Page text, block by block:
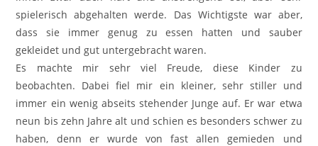
spielerisch abgehalten werde. Das Wichtigste war aber,
dass sie immer genug zu essen hatten und sauber
gekleidet und gut untergebracht waren.
Es machte mir sehr viel Freude, diese Kinder zu
beobachten. Dabei fiel mir ein kleiner, sehr stiller und
immer ein wenig abseits stehender Junge auf. Er war etwa
neun bis zehn Jahre alt und schien es besonders schwer zu
haben, denn er wurde von fast allen gemieden und